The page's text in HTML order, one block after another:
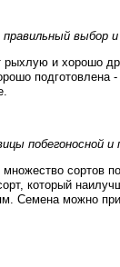
выбор
рыхлую и хорошо
подготовлена
побегоносной и
сортов
который
Семена можно